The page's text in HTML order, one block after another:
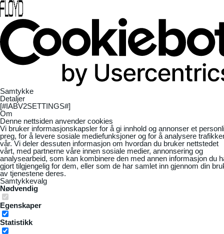
Samtykke
Detaljer
[#IABV2SETTINGS#]
Om
Denne nettsiden anvender cookies
Vi bruker informasjonskapsler for å gi innhold og annonser et
preg, for å levere sosiale mediefunksjoner og for å analysere
vår. Vi deler dessuten informasjon om hvordan du bruker nettstedet
vårt, med partnerne våre innen sosiale medier, annonsering og
analysearbeid, som kan kombinere den med annen informasjon du
gjort tilgjengelig for dem, eller som de har samlet inn gjennom din
av tjenestene deres.
Samtykkevalg
Nødvendig
Egenskaper
Statistikk